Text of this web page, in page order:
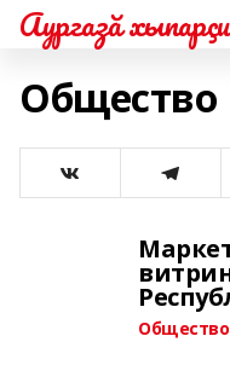
Аургазă хыпарçи
Общество
Общество